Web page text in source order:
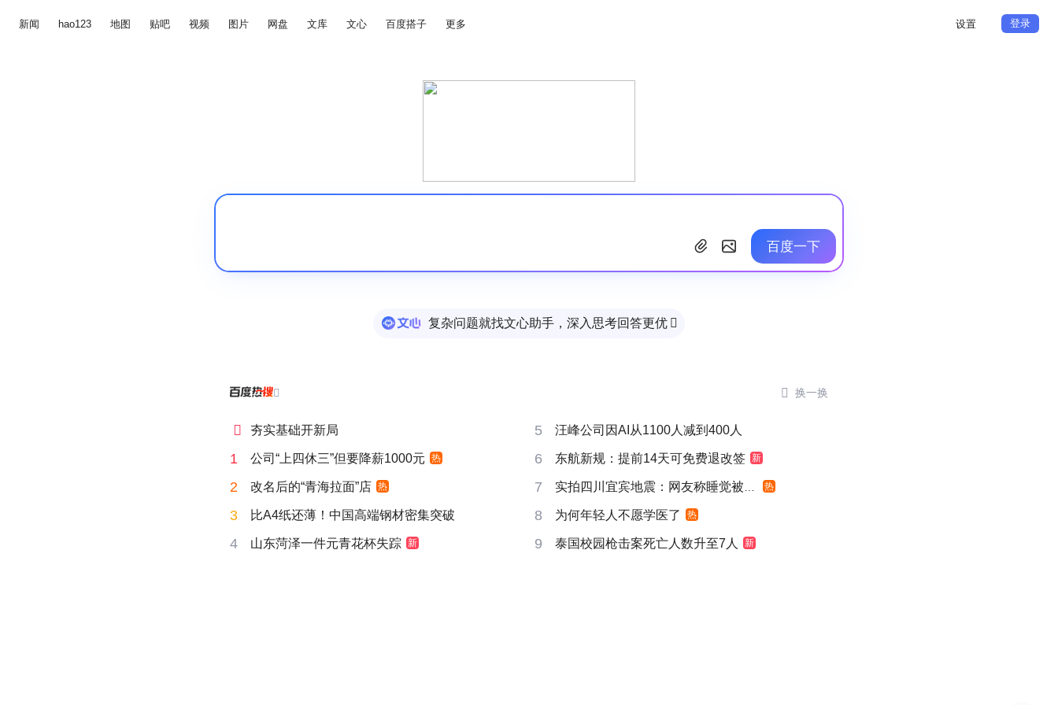
新闻 hao123 地图 贴吧 视频 图片 网盘 文库 文心 百度搭子 更多 设置 登录
百度一下
复杂问题就找文心助手，深入思考回答更优 
  换一换
 夯实基础开新局 5 汪峰公司因AI从1100人减到400人
1 公司“上四休三”但要降薪1000元 热 6 东航新规：提前14天可免费退改签 新
2 改名后的“青海拉面”店 热 7 实拍四川宜宾地震：网友称睡觉被摇醒 热
3 比A4纸还薄！中国高端钢材密集突破 8 为何年轻人不愿学医了 热
4 山东菏泽一件元青花杯失踪 新 9 泰国校园枪击案死亡人数升至7人 新